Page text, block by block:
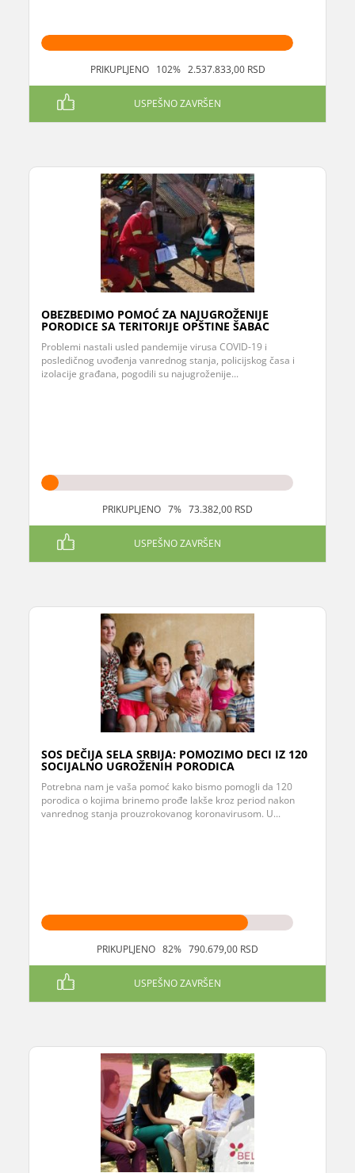
PRIKUPLJENO 102% 2.537.833,00 RSD
USPEŠNO ZAVRŠEN
OBEZBEDIMO POMOĆ ZA NAJUGROŽENIJE
PORODICE SA TERITORIJE OPŠTINE ŠABAC
Problemi nastali usled pandemije virusa COVID-19 i
posledičnog uvođenja vanrednog stanja, policijskog časa i
izolacije građana, pogodili su najugroženije...
PRIKUPLJENO 7% 73.382,00 RSD
USPEŠNO ZAVRŠEN
SOS DEČIJA SELA SRBIJA: POMOZIMO DECI IZ 120
SOCIJALNO UGROŽENIH PORODICA
Potrebna nam je vaša pomoć kako bismo pomogli da 120
porodica o kojima brinemo prođe lakše kroz period nakon
vanrednog stanja prouzrokovanog koronavirusom. U...
PRIKUPLJENO 82% 790.679,00 RSD
USPEŠNO ZAVRŠEN